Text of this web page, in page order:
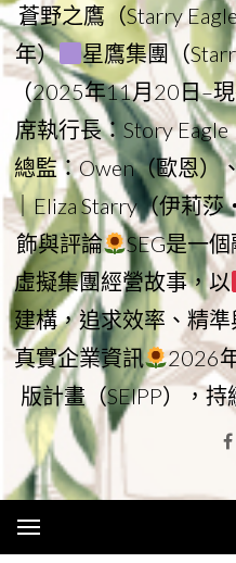
蒼野之鷹（Starry
年）
星鷹集團（
（2025年11月20日–
席執行長：Story Eagle
總監：Owen（歐恩）
｜Eliza Starry（伊莉莎
飾與評論
SEG是一
虛擬集團經營故事，以
建構，追求效率、精準
真實企業資訊
2026
版計畫（SEIPP），